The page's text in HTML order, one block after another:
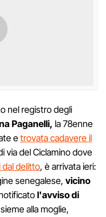
nel registro degli
Paganelli, la 78enne
etrovata cadavere il
via del Ciclamino dove
dal delitto, è arrivata ieri:
senegalese, vicino
l'avvisodi
alla moglie,